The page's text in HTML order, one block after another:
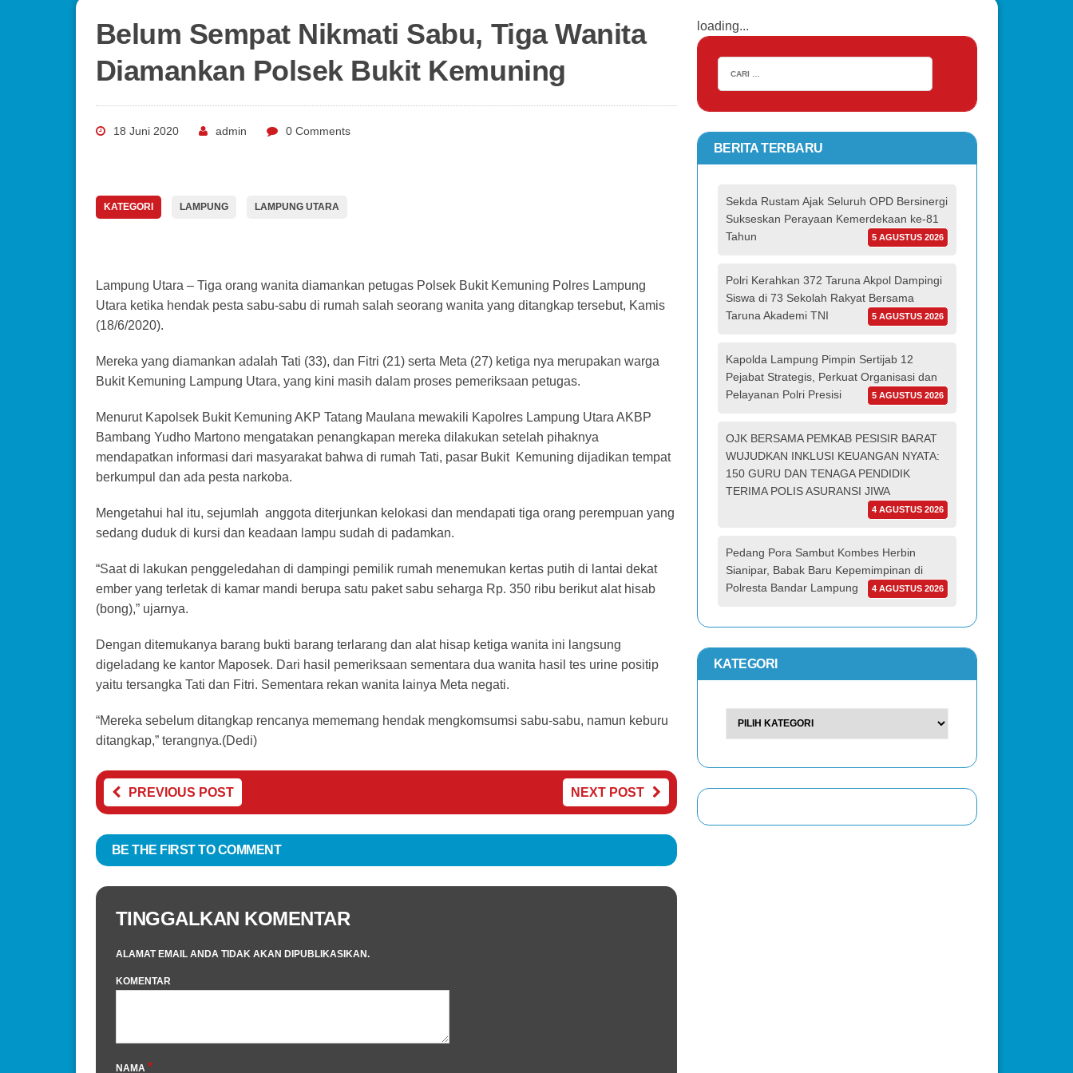
Belum Sempat Nikmati Sabu, Tiga Wanita
Diamankan Polsek Bukit Kemuning
18 Juni 2020 admin 0 Comments
KATEGORI LAMPUNG LAMPUNG UTARA
Lampung Utara – Tiga orang wanita diamankan petugas Polsek Bukit Kemuning Polres Lampung
Utara ketika hendak pesta sabu-sabu di rumah salah seorang wanita yang ditangkap tersebut, Kamis
(18/6/2020).
Mereka yang diamankan adalah Tati (33), dan Fitri (21) serta Meta (27) ketiga nya merupakan warga
Bukit Kemuning Lampung Utara, yang kini masih dalam proses pemeriksaan petugas.
Menurut Kapolsek Bukit Kemuning AKP Tatang Maulana mewakili Kapolres Lampung Utara AKBP
Bambang Yudho Martono mengatakan penangkapan mereka dilakukan setelah pihaknya
mendapatkan informasi dari masyarakat bahwa di rumah Tati, pasar Bukit Kemuning dijadikan tempat
berkumpul dan ada pesta narkoba.
Mengetahui hal itu, sejumlah anggota diterjunkan kelokasi dan mendapati tiga orang perempuan yang
sedang duduk di kursi dan keadaan lampu sudah di padamkan.
“Saat di lakukan penggeledahan di dampingi pemilik rumah menemukan kertas putih di lantai dekat
ember yang terletak di kamar mandi berupa satu paket sabu seharga Rp. 350 ribu berikut alat hisab
(bong),” ujarnya.
Dengan ditemukanya barang bukti barang terlarang dan alat hisap ketiga wanita ini langsung
digeladang ke kantor Maposek. Dari hasil pemeriksaan sementara dua wanita hasil tes urine positip
yaitu tersangka Tati dan Fitri. Sementara rekan wanita lainya Meta negati.
“Mereka sebelum ditangkap rencanya mememang hendak mengkomsumsi sabu-sabu, namun keburu
ditangkap,” terangnya.(Dedi)
PREVIOUS POST NEXT POST
BE THE FIRST TO COMMENT
TINGGALKAN KOMENTAR
ALAMAT EMAIL ANDA TIDAK AKAN DIPUBLIKASIKAN.
KOMENTAR
NAMA *
loading...
BERITA TERBARU
Sekda Rustam Ajak Seluruh OPD Bersinergi
Sukseskan Perayaan Kemerdekaan ke-81
Tahun
5 AGUSTUS 2026
Polri Kerahkan 372 Taruna Akpol Dampingi
Siswa di 73 Sekolah Rakyat Bersama
Taruna Akademi TNI
5 AGUSTUS 2026
Kapolda Lampung Pimpin Sertijab 12
Pejabat Strategis, Perkuat Organisasi dan
Pelayanan Polri Presisi
5 AGUSTUS 2026
OJK BERSAMA PEMKAB PESISIR BARAT
WUJUDKAN INKLUSI KEUANGAN NYATA:
150 GURU DAN TENAGA PENDIDIK
TERIMA POLIS ASURANSI JIWA
4 AGUSTUS 2026
Pedang Pora Sambut Kombes Herbin
Sianipar, Babak Baru Kepemimpinan di
Polresta Bandar Lampung
4 AGUSTUS 2026
KATEGORI